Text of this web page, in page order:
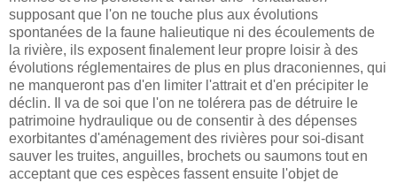
supposant que l'on ne touche plus aux évolutions
spontanées de la faune halieutique ni des écoulements de
la rivière, ils exposent finalement leur propre loisir à des
évolutions réglementaires de plus en plus draconiennes, qui
ne manqueront pas d'en limiter l'attrait et d'en précipiter le
déclin. Il va de soi que l'on ne tolérera pas de détruire le
patrimoine hydraulique ou de consentir à des dépenses
exorbitantes d'aménagement des rivières pour soi-disant
sauver les truites, anguilles, brochets ou saumons tout en
acceptant que ces espèces fassent ensuite l'objet de